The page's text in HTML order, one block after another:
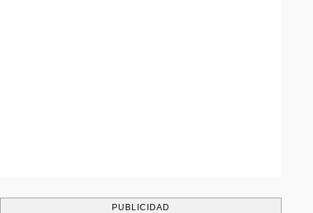
PUBLICIDAD